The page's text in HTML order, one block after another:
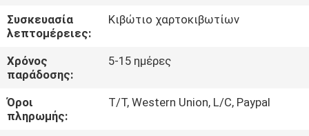
ΜΑΣ
ΕΛΆΤΕ
ΣΕ
ΕΠΑΦΉ
ΜΕ
Συσκευασία
λεπτομέρειες:
Κιβώτιο χαρτοκιβωτίων
Χρόνος
παράδοσης:
5-15 ημέρες
Όροι
πληρωμής:
T/T, Western Union, L/C, Paypal